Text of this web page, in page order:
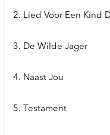
2. Lied Voor Een Kind
3. De Wilde Jager
4. Naast Jou
5. Testament